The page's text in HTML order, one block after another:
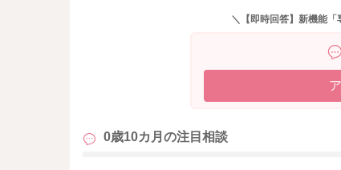
1歳を過ぎれば徐々に食欲の幅が広がってい
るとぐっと受け入れが進むお子さんが多い
＼【即時回答】新機能
0歳10カ月の注目相談